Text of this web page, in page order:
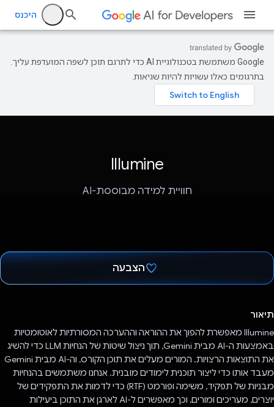
היכנס
‫Google משתמשת בטכנולוגיית AI כדי לתרגם תוכן לשפה המועדפת עליך.
בתרגומים כאלו עשויות להיות שגיאות.
Illumine
חוויית למידה מבוססת-AI
הצבעה
תיאור
Illumine מאפשרת להפוך את ההוראה וההערכה המסורתיות לאוטומטיות
באמצעות ה-AI מבית Gemini, תוך ניצול שיטות של הנחיות LLM כדי להשיג
את התוצאות הרצויות. המורים מעלים את תוכן הקורס, וה-AI מבית Gemini
מעבד אותו כדי ליצור תוכנית לימודים מובנית. אנחנו משתמשים בהנחיות
מבניות של תפקיד, משימה ופורמט (RTF) כדי לדמות את התפקידים של
יוצרים, מעריכים ומורים, וכך מאפשרים ל-AI לארגן את התוכן ביעילות